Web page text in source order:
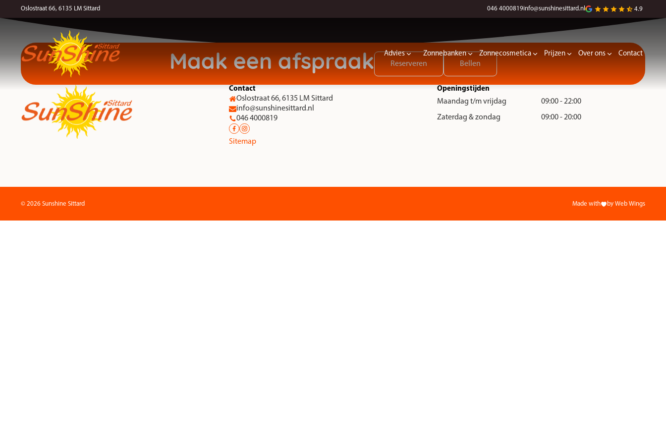
Oslostraat 66, 6135 LM Sittard 046 4000819info@sunshinesittard.nl 4.9
Advies Zonnebanken Zonnecosmetica Prijzen Over ons Contact
Een zonnebank reserveren is niet verplicht, maar wel prettig. Zo is er voldoende tijd voor uitleg en hoef je niet te wachten als het druk is.
Maak een afspraak Reserveren Bellen
Contact
Oslostraat 66, 6135 LM Sittard
info@sunshinesittard.nl
046 4000819
Sitemap
Openingstijden
Maandag t/m vrijdag
Zaterdag & zondag
09:00 - 22:00
09:00 - 20:00
© 2026 Sunshine Sittard Made with by Web Wings